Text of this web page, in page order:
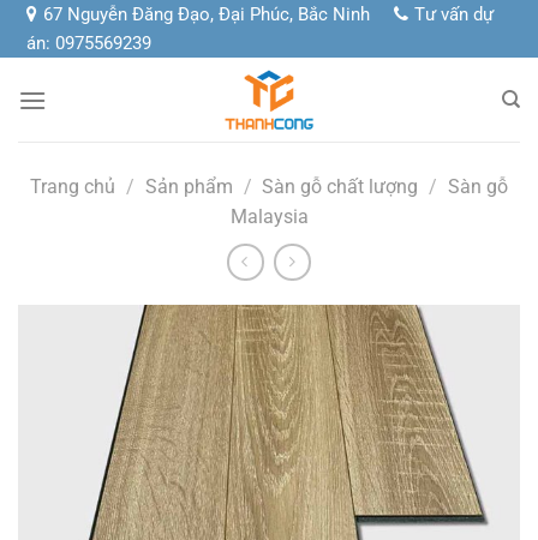
Chuyển
đến
dung
67 Nguyễn Đăng Đạo, Đại Phúc, Bắc Ninh
Tư vấn dự
án: 0975569239
Trang chủ / Sản phẩm / Sàn gỗ chất lượng / Sàn gỗ
Malaysia